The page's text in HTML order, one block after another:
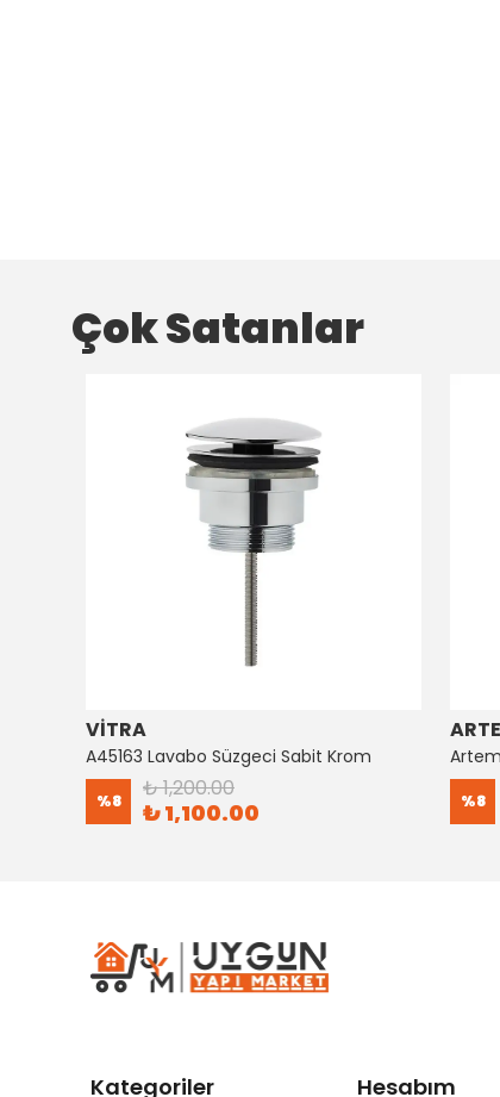
Çok Satanlar
VİTRA
A45163 Lavabo Süzgeci Sabit Krom
%8 ₺ 1,200.00
₺ 1,100.00 %8
Kategoriler Hesabım